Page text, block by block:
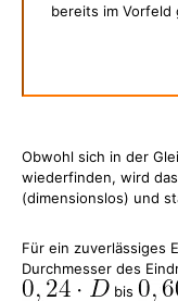
bereits im Vorfeld
Obwohl sich in der
wiederfinden, wird
(dimensionslos) und
Für ein zuverlässiges
Durchmesser des
bis